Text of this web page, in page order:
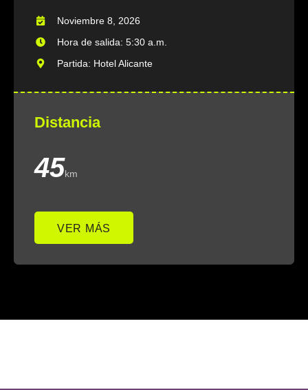
Noviembre 8, 2026
Hora de salida: 5:30 a.m.
Partida: Hotel Alicante
Distancia
45km
VER MÁS